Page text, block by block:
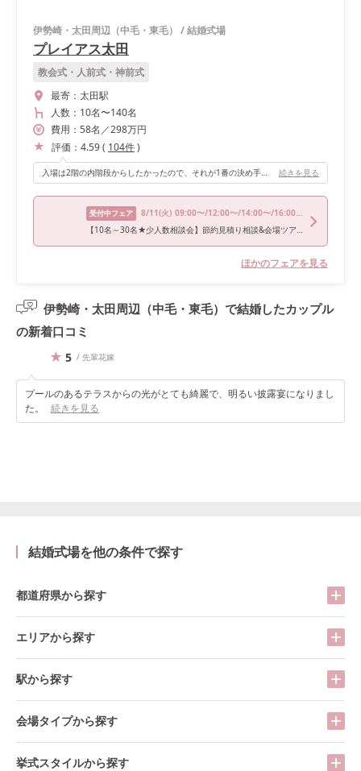
伊勢崎・太田周辺（中毛・東毛） /結婚式場
プレイアス太田
教会式・人前式・神前式
最寄： 太田駅
人数： 10名〜140名
費用： 58名 ／298万円
評価： 4.59( 104件)
入場は2階の内階段からしたかったので、それが1番の決め手でした！また高砂の後ろの窓を全部開けて明るい空間に出来たこと、ゲストのテーブル数に対して狭くもなく広すぎでもない丁度いい会場で、天井が高く開放的だった所も良かったです！ 続きを見る
受付中フェア 8/11(火) 09:00〜/12:00〜/14:00〜/16:00〜/17:00〜
【10名～30名★少人数相談会】節約見積り相談&会場ツアー
ほかのフェアを見る
伊勢崎・太田周辺（中毛・東毛）で結婚したカップル
の新着口コミ
5 / 先輩花嫁
プールのあるテラスからの光がとても綺麗で、明るい披露宴になりまし
た。
続きを見る
結婚式場を他の条件で探す
都道府県から探す
エリアから探す
駅から探す
会場タイプから探す
挙式スタイルから探す